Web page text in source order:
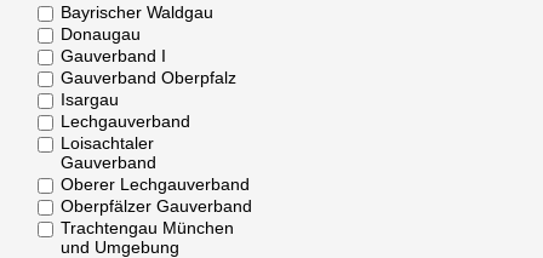
Bayrischer Waldgau
Donaugau
Gauverband I
Gauverband Oberpfalz
Isargau
Lechgauverband
Loisachtaler
Gauverband
Oberer Lechgauverband
Oberpfälzer Gauverband
Trachtengau München
und Umgebung